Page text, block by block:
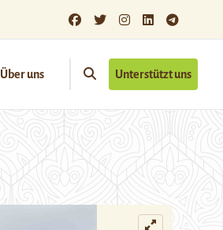
Über uns Unterstützt uns